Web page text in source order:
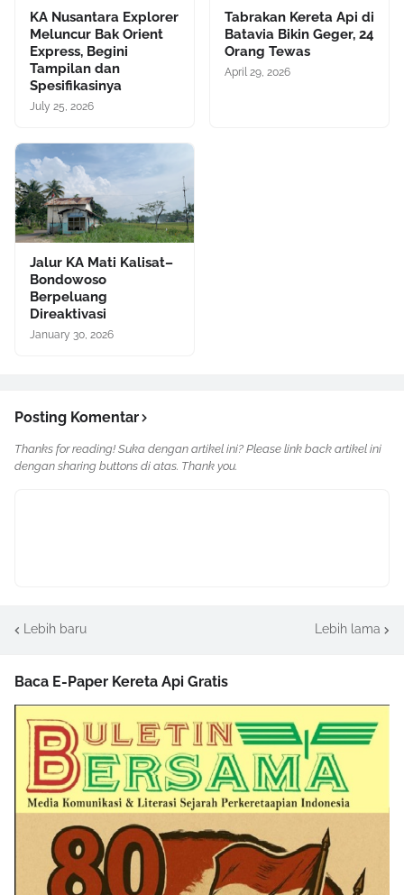
KA Nusantara Explorer
Meluncur Bak Orient
Express, Begini
Tampilan dan
Spesifikasinya
July 25, 2026
Tabrakan Kereta Api di
Batavia Bikin Geger, 24
Orang Tewas
April 29, 2026
Jalur KA Mati Kalisat–
Bondowoso
Berpeluang
Direaktivasi
January 30, 2026
Posting Komentar
Thanks for reading! Suka dengan artikel ini? Please link back artikel ini
dengan sharing buttons di atas. Thank you.
Lebih baru Lebih lama
Baca E-Paper Kereta Api Gratis